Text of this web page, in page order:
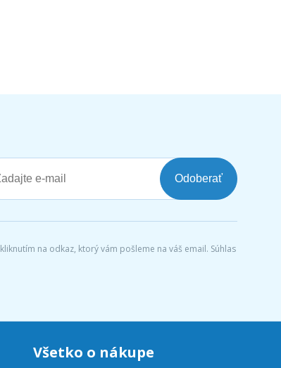
Odoberať
na odkaz, ktorý vám pošleme na váš email. Súhlas
Všetko o nákupe